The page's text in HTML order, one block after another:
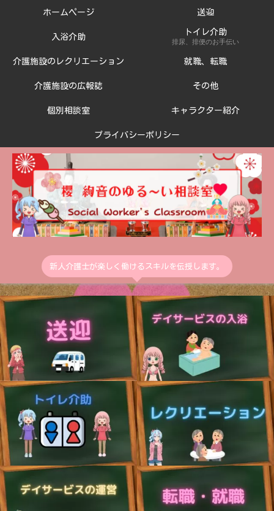
新人介護士が楽しく働けるスキルを伝授します。
ホームページ 送迎
入浴介助
トイレ介助
排尿、排便のお手伝い
介護施設のレクリエーション 就職、転職
介護施設の広報誌 その他
個別相談室 キャラクター紹介
プライバシーポリシー